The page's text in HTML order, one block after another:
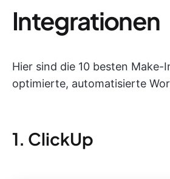
Integrationen
Hier sind die 10 besten
optimierte, automatisierte
1. ClickUp